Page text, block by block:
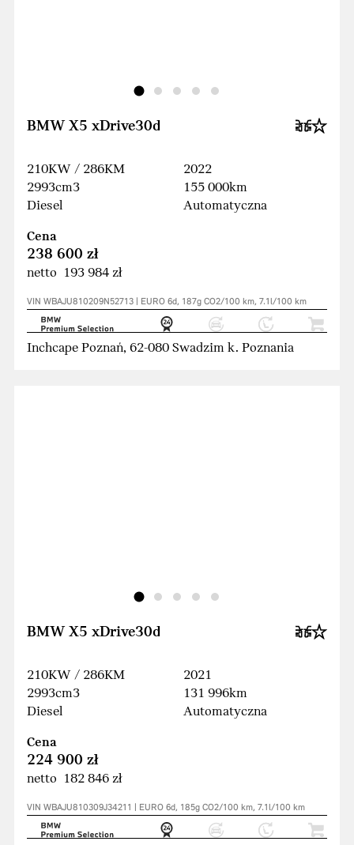
BMW X5 xDrive30d
210KW / 286KM
2993cm3
Diesel
2022
155 000km
Automatyczna
Cena
238 600 zł
netto 193 984 zł
VIN WBAJU810209N52713 | EURO 6d, 187g CO2/100 km, 7.1l/100 km
Inchcape Poznań, 62-080 Swadzim k. Poznania
BMW X5 xDrive30d
210KW / 286KM
2993cm3
Diesel
2021
131 996km
Automatyczna
Cena
224 900 zł
netto 182 846 zł
VIN WBAJU810309J34211 | EURO 6d, 185g CO2/100 km, 7.1l/100 km